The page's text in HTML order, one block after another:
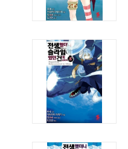
2018년 07월 17일